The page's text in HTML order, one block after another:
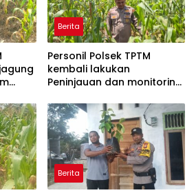
Berita
Personil Polsek TPTM
kembali lakukan
Peninjauan dan monitoring
wilayah hukum Polsek
TPTM
Berita